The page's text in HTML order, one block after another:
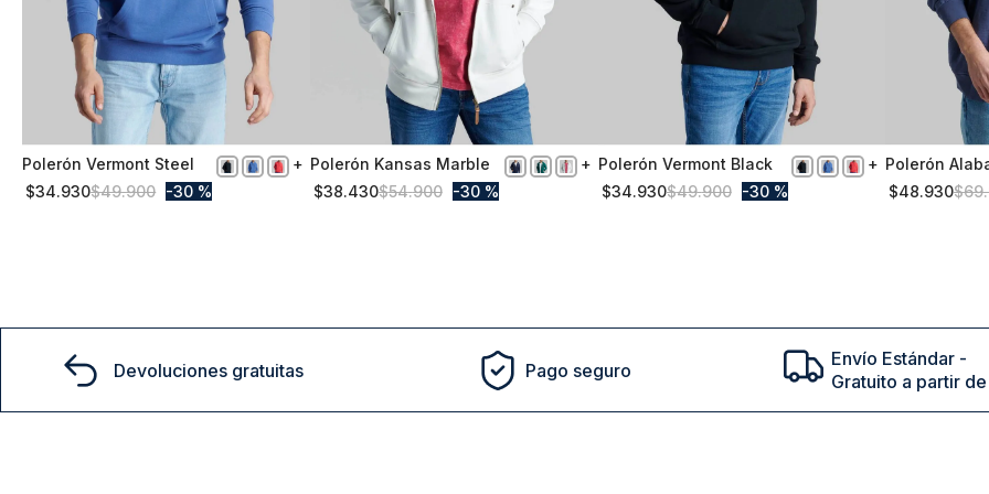
XL
Polerón Vermont Steel
$34.930$49.900 30 %
S
Polerón Kansas Marble
$38.430$54.900 30 %
XL
Polerón Vermont Black
$34.930$49.900 30 %
S
Polerón
$48.930$69.
Devoluciones gratuitas Pago seguro
Envío Estándar -
Gratuito a partir